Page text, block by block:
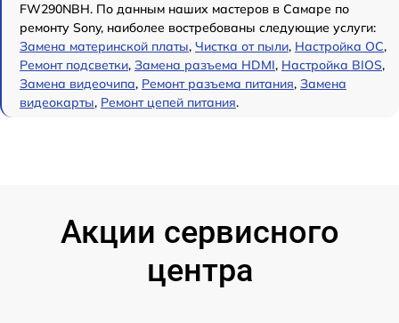
FW290NBH. По данным наших мастеров в Самаре по
ремонту Sony, наиболее востребованы следующие услуги:
Замена материнской платы, Чистка от пыли, Настройка ОС,
Ремонт подсветки, Замена разъема HDMI, Настройка BIOS,
Замена видеочипа, Ремонт разъема питания, Замена
видеокарты, Ремонт цепей питания.
Акции сервисного
центра